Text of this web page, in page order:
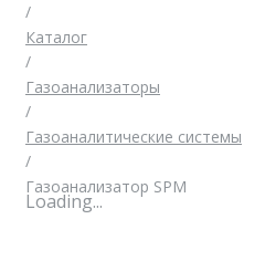
/
Каталог
/
Газоанализаторы
/
Газоаналитические системы
/
Газоанализатор SPM
Loading...